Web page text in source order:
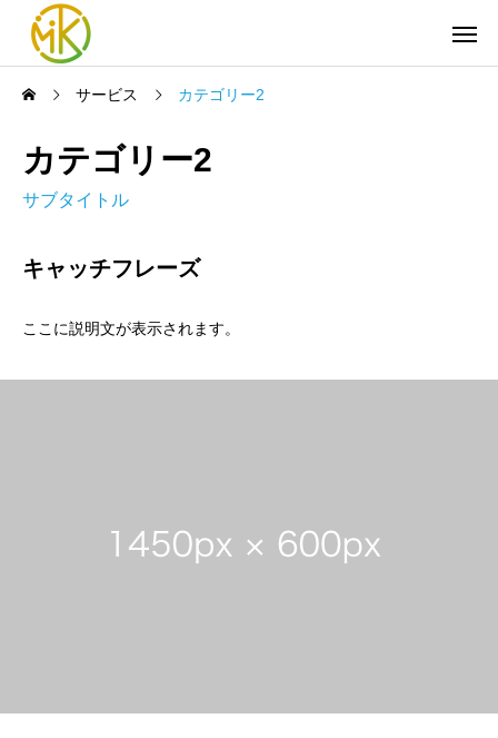
サービス カテゴリー2
カテゴリー2
サブタイトル
キャッチフレーズ
ここに説明文が表示されます。